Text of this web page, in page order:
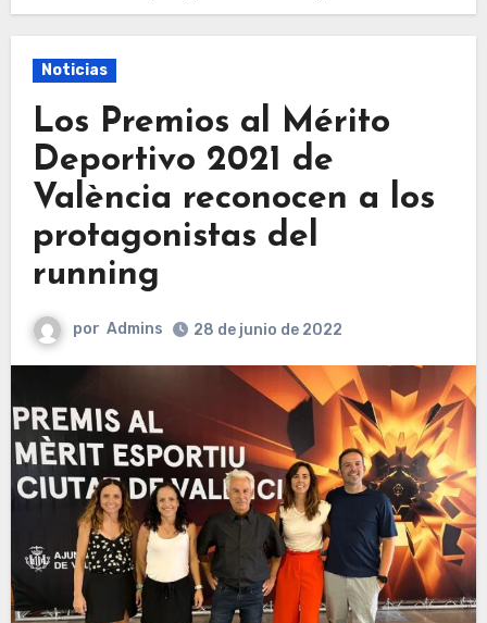
Noticias
Los Premios al Mérito
Deportivo 2021 de
València reconocen a los
protagonistas del
running
por Admins 28 de junio de 2022